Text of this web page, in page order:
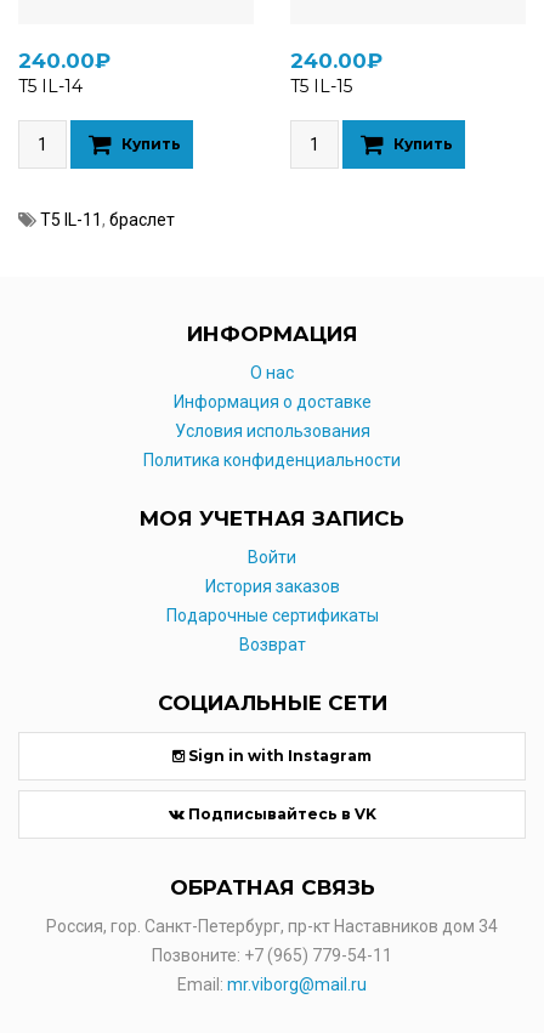
240.00₽
T5 IL-14
Купить
240.00₽
T5 IL-15
Купить
T5 IL-11, браслет
ИНФОРМАЦИЯ
O нас
Информация о доставке
Условия использования
Политика конфиденциальности
МОЯ УЧЕТНАЯ ЗАПИСЬ
Войти
История заказов
Подарочные сертификаты
Возврат
СОЦИАЛЬНЫЕ СЕТИ
Sign in with Instagram
Подписывайтесь в VK
ОБРАТНАЯ СВЯЗЬ
Россия, гор. Санкт-Петербург, пр-кт Наставников дом 34
Позвоните: +7 (965) 779-54-11
Email: mr.viborg@mail.ru